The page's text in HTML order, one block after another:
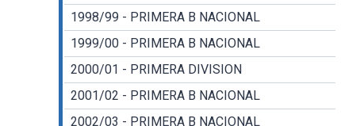
1998/99 - PRIMERA B NACIONAL
1999/00 - PRIMERA B NACIONAL
2000/01 - PRIMERA DIVISION
2001/02 - PRIMERA B NACIONAL
2002/03 - PRIMERA B NACIONAL